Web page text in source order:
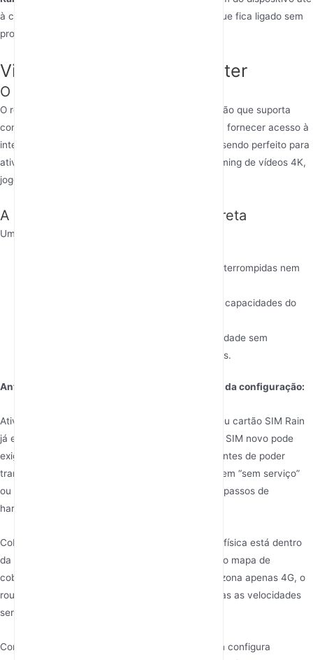
à configuração das suas definições, garantindo que fica ligado sem
problemas.
Visão geral do Rain 5G Router
O que é o Rain 5G Router?
O router 5G Rain é um dispositivo de última geração que suporta
conectividade 5G ultrarrápida. Foi concebido para fornecer acesso à
internet de alta velocidade com latência mínima, sendo perfeito para
atividades que exigem muitos dados, como streaming de vídeos 4K,
jogos online e videoconferências.
A importância de uma ligação correta
Um router corretamente ligado garante:
: Sem ligações interrompidas nem
: Utilização máxima das capacidades do
: Conectividade sem
interrupções para todos os seus dispositivos.
Antes de começar — verificações críticas antes da configuração:
Ativação do cartão SIM: certifique-se de que o seu cartão SIM Rain
já está ativado com um plano de dados ativo. Um SIM novo pode
exigir registo online ou um SMS de confirmação antes de poder
transmitir dados. Inserir um SIM inativo resultará em “sem serviço”
ou “conectividade limitada”, mesmo que todos os passos de
hardware estejam corretos.
Cobertura de rede: verifique se a sua localização física está dentro
da área de cobertura 5G da Rain. Pode consultar o mapa de
cobertura oficial da Rain online. Se estiver numa zona apenas 4G, o
router passará automaticamente para 4G LTE, mas as velocidades
serão mais baixas.
Configurações de APN: a maioria dos routers Rain configura